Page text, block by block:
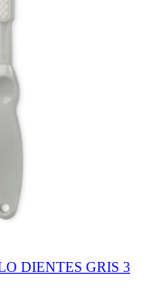
DIENTES GRIS 3